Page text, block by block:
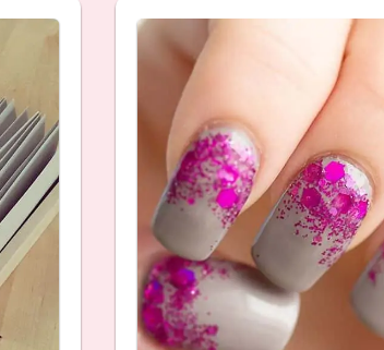
Blog
Produkte erklärt
Über mich
Über Stampin’ Up!